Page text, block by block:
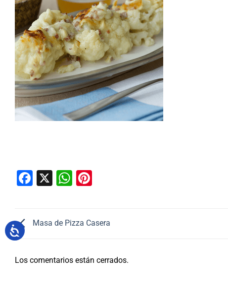
Facebook
X WhatsApp
Masa de Pizza Casera
Los comentarios están cerrados.